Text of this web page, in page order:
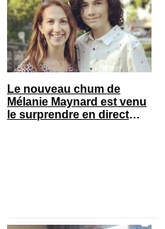
Le nouveau chum de
Mélanie Maynard est venu
le surprendre en direct